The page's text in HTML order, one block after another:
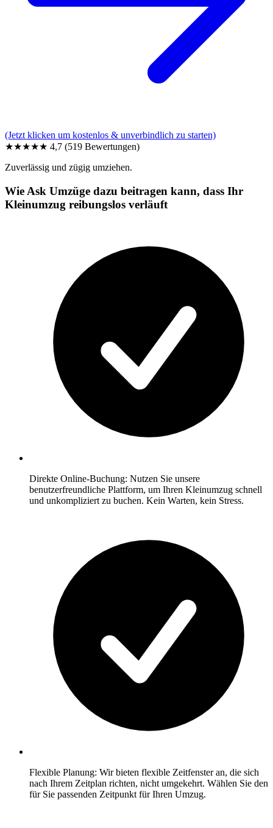
(Jetzt klicken um kostenlos & unverbindlich zu starten)
★★★★★ 4,7 (519 Bewertungen)
Zuverlässig und zügig umziehen.
Wie Ask Umzüge dazu beitragen kann, dass Ihr
Kleinumzug reibungslos verläuft
Direkte Online-Buchung: Nutzen Sie unsere
benutzerfreundliche Plattform, um Ihren Kleinumzug schnell
und unkompliziert zu buchen. Kein Warten, kein Stress.
Flexible Planung: Wir bieten flexible Zeitfenster an, die sich
nach Ihrem Zeitplan richten, nicht umgekehrt. Wählen Sie den
für Sie passenden Zeitpunkt für Ihren Umzug.